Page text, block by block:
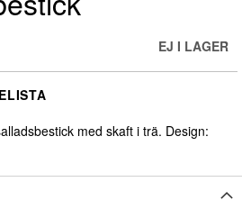
EJ I LAGER
med skaft i trä. Design: